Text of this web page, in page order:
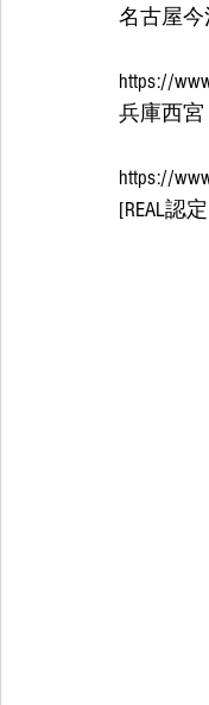
名古屋今
https://
兵庫西宮
https://
[REAL認